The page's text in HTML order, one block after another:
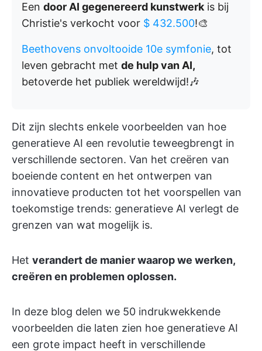
Een door AI gegenereerd kunstwerk is bij
Christie's verkocht voor $ 432.500!🎨
Beethovens onvoltooide 10e symfonie, tot
leven gebracht met de hulp van AI,
betoverde het publiek wereldwijd!🎶
Dit zijn slechts enkele voorbeelden van hoe
generatieve AI een revolutie teweegbrengt in
verschillende sectoren. Van het creëren van
boeiende content en het ontwerpen van
innovatieve producten tot het voorspellen van
toekomstige trends: generatieve AI verlegt de
grenzen van wat mogelijk is.
Het verandert de manier waarop we werken,
creëren en problemen oplossen.
In deze blog delen we 50 indrukwekkende
voorbeelden die laten zien hoe generatieve AI
een grote impact heeft in verschillende